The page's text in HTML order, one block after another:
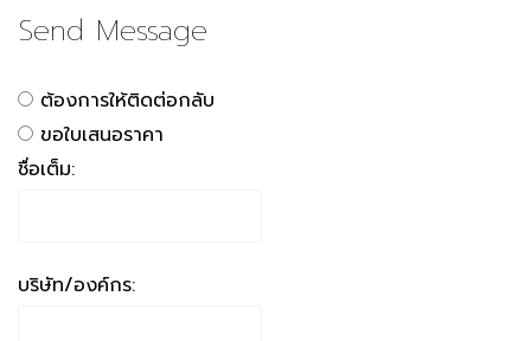
Send Message
ต้องการให้ติดต่อกลับ
ขอใบเสนอราคา
ชื่อเต็ม:
บริษัท/องค์กร: